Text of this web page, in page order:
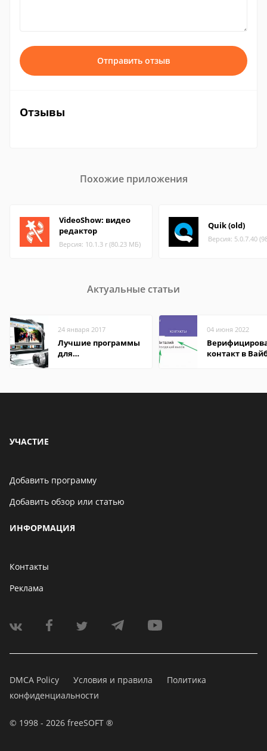
Отправить отзыв
Отзывы
Похожие приложения
VideoShow: видео
редактор
Версия: 10.1.3 r (80.23 МБ)
Quik (old)
Версия: 5.0.7.40
Актуальные статьи
24 января 2017
Лучшие программы
для
04 июня 2022
контакт в
УЧАСТИЕ
Добавить программу
Добавить обзор или статью
ИНФОРМАЦИЯ
Контакты
Реклама
DMCA Policy Условия и правила
Политика
конфиденциальности
© 1998 - 2026 freeSOFT ®